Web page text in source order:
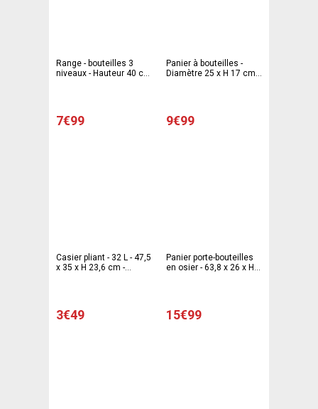
Range - bouteilles 3
niveaux - Hauteur 40 cm
7€99
Panier à bouteilles -
Diamètre 25 x H 17 cm -
9€99
Casier pliant - 32 L - 47,5
x 35 x H 23,6 cm -
3€49
Panier porte-bouteilles
en osier - 63,8 x 26 x H
15€99